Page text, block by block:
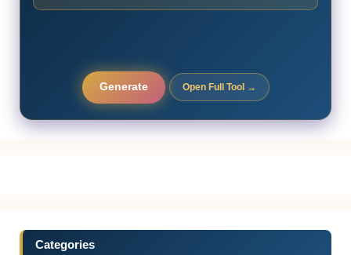
Generate Open Full Tool →
Categories